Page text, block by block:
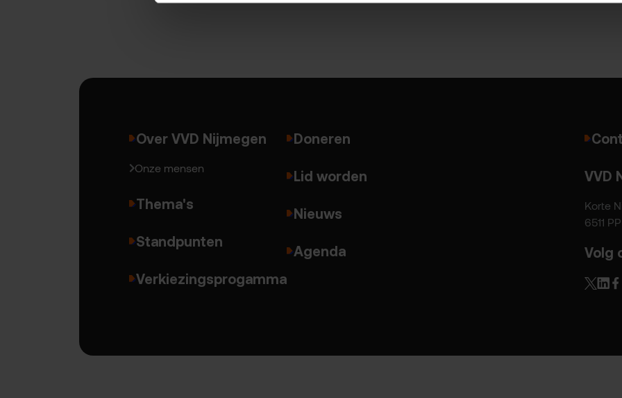
Over VVD Nijmegen
Onze mensen
Thema's
Standpunten
Verkiezingsprogamma
Doneren
Lid worden
Nieuws
Agenda
VVD
Korte
6511
Volg